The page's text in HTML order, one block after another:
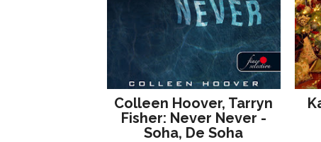
Colleen Hoover, Tarryn
Fisher: Never Never -
Soha, De Soha